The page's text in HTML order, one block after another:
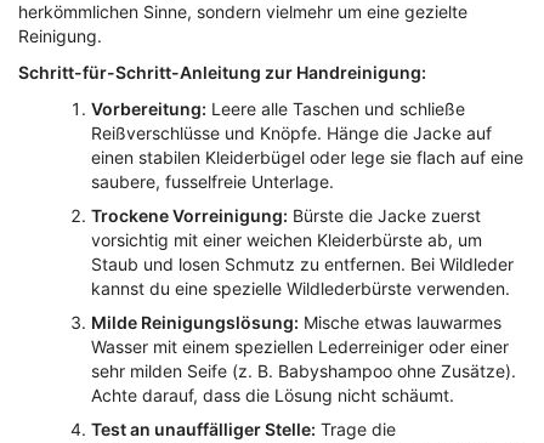
herkömmlichen Sinne, sondern vielmehr um eine gezielte
Reinigung.
Schritt-für-Schritt-Anleitung zur Handreinigung:
Vorbereitung: Leere alle Taschen und schließe
Reißverschlüsse und Knöpfe. Hänge die Jacke auf
einen stabilen Kleiderbügel oder lege sie flach auf eine
saubere, fusselfreie Unterlage.
Trockene Vorreinigung: Bürste die Jacke zuerst
vorsichtig mit einer weichen Kleiderbürste ab, um
Staub und losen Schmutz zu entfernen. Bei Wildleder
kannst du eine spezielle Wildlederbürste verwenden.
Milde Reinigungslösung: Mische etwas lauwarmes
Wasser mit einem speziellen Lederreiniger oder einer
sehr milden Seife (z. B. Babyshampoo ohne Zusätze).
Achte darauf, dass die Lösung nicht schäumt.
Test an unauffälliger Stelle: Trage die